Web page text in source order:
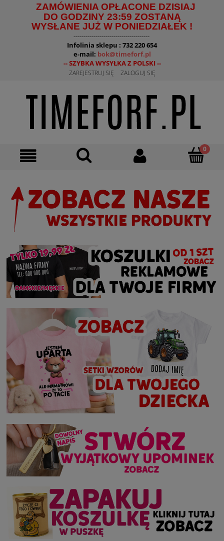
ZAMÓWIENIA OPŁACONE DZISIAJ
DO GODZINY 23:59 ZOSTANĄ
WYSŁANE JUŻ W PONIEDZIAŁEK !
--------------------------------------
Infolinia sklepu : 732 220 654
e-mail: bok@timeforf.pl
-- SZYBKA WYSYŁKA Z POLSKI --
ZAREJESTRUJ SIĘ ZALOGUJ SIĘ